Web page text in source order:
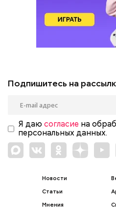
Подпишитесь на
Я даю согласие на
персональных данных.
Новости
Статьи
Мнения